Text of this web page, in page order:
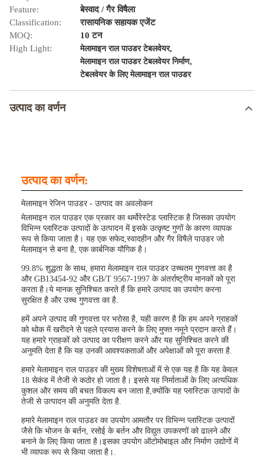
Feature:
बेस्वाद / गैर विषैला
Classification:
रासायनिक सहायक एजेंट
MOQ:
10 टन
High Light:
मेलामाइन राल पाउडर टेबलवेयर,
मेलामाइन राल पाउडर टेबलवेयर निर्माण,
टेबलवेयर के लिए मेलामाइन राल पाउडर
उत्पाद का वर्णन
उत्पाद का वर्णन:
मेलामाइन रेजिन पाउडर - उत्पाद का अवलोकन
मेलामाइन राल पाउडर एक प्रकार का थर्मोरेस्टेड प्लास्टिक है जिसका उपयोग
विभिन्न प्लास्टिक उत्पादों के उत्पादन में इसके उत्कृष्ट गुणों के कारण व्यापक
रूप से किया जाता है। यह एक सफेद,स्वादहीन और गैर विषैले पाउडर जो
मेलामाइन से बना है, एक कार्बनिक यौगिक है।
99.8% शुद्धता के साथ, हमारा मेलामाइन राल पाउडर उच्चतम गुणवत्ता का है
और GB13454-92 और GB/T 9567-1997 के अंतर्राष्ट्रीय मानकों को पूरा
करता है।ये मानक सुनिश्चित करते हैं कि हमारे उत्पाद का उपयोग करना
सुरक्षित है और उच्च गुणवत्ता का है.
हमें अपने उत्पाद की गुणवत्ता पर भरोसा है, यही कारण है कि हम अपने ग्राहकों
को थोक में खरीदने से पहले प्रयास करने के लिए मुफ्त नमूने प्रदान करते हैं।
यह हमारे ग्राहकों को उत्पाद का परीक्षण करने और यह सुनिश्चित करने की
अनुमति देता है कि यह उनकी आवश्यकताओं और अपेक्षाओं को पूरा करता है.
हमारे मेलामाइन राल पाउडर की मुख्य विशेषताओं में से एक यह है कि यह केवल
18 सेकंड में तेजी से कठोर हो जाता है। इससे यह निर्माताओं के लिए अत्यधिक
कुशल और समय की बचत विकल्प बन जाता है,क्योंकि यह प्लास्टिक उत्पादों के
तेजी से उत्पादन की अनुमति देता है.
हमारे मेलामाइन राल पाउडर का उपयोग आमतौर पर विभिन्न प्लास्टिक उत्पादों
जैसे कि भोजन के बर्तन, रसोई के बर्तन और विद्युत उपकरणों को ढालने और
बनाने के लिए किया जाता है।इसका उपयोग ऑटोमोबाइल और निर्माण उद्योगों में
भी व्यापक रूप से किया जाता है।.